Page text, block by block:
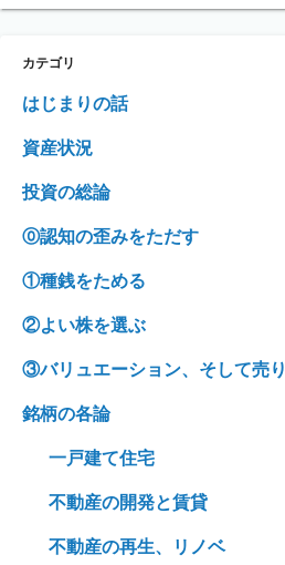
カテゴリ
はじまりの話
資産状況
投資の総論
⓪認知の歪みをただす
①種銭をためる
②よい株を選ぶ
③バリュエーション、そして売り
銘柄の各論
一戸建て住宅
不動産の開発と賃貸
不動産の再生、リノベ